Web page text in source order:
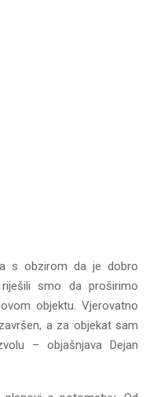
s obzirom da je dobro
smo da proširimo
objektu. Vjerovatno
a za objekat sam
– objašnjava Dejan